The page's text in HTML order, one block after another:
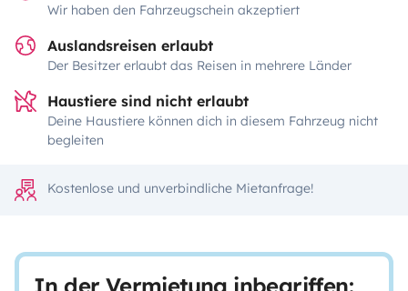
Wir haben den Fahrzeugschein akzeptiert
Auslandsreisen erlaubt
Der Besitzer erlaubt das Reisen in mehrere Länder
Haustiere sind nicht erlaubt
Deine Haustiere können dich in diesem Fahrzeug nicht
begleiten
Kostenlose und unverbindliche Mietanfrage!
In der Vermietung inbegriffen: